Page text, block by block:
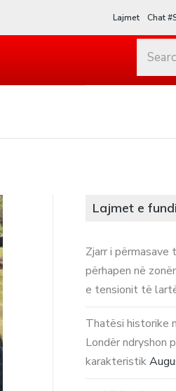
Lajmet Chat
Search
Lajmet e
Zjarr i
përhapen në
e tensionit të
Thatësi historike
Londër ndryshon
karakteristik